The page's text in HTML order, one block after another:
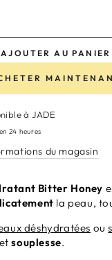
AJOUTER AU PANIER
àJADE
24 heures
du magasin
Bitter Honey
la peau,
déshydratées ou
etsouplesse.